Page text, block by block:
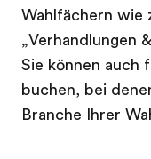
Wahlfächern wie
„Verhandlungen
Sie können auch
buchen, bei
Branche Ihrer